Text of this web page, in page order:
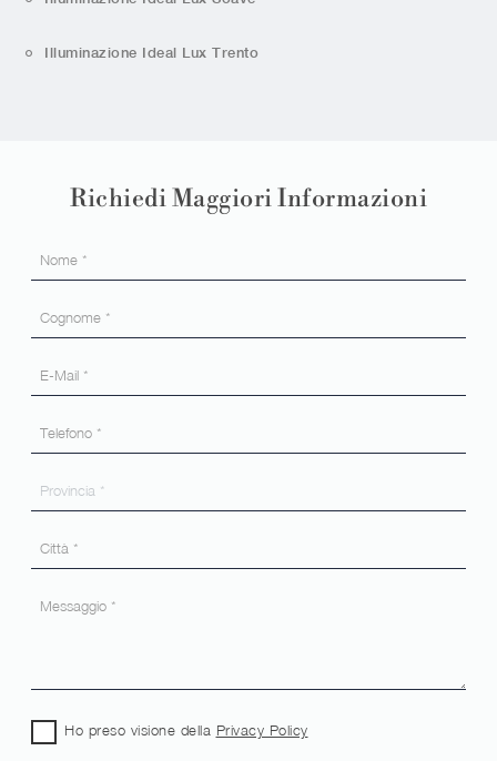
Illuminazione Ideal Lux Trento
Richiedi Maggiori Informazioni
Ho preso visione della Privacy Policy